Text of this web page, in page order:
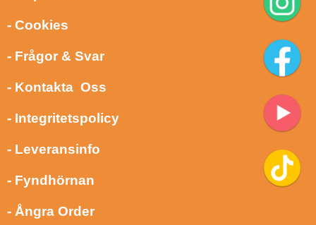
- Cookies
- Frågor & Svar
- Kontakta Oss
- Integritetspolicy
- Leveransinfo
- Fyndhörnan
- Ångra Order